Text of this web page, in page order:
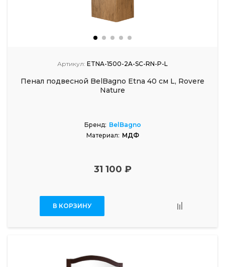
Артикул: ETNA-1500-2A-SC-RN-P-L
Пенал подвесной BelBagno Etna 40 см L, Rovere
Nature
Бренд: BelBagno
Материал: МДФ
31 100 ₽
В КОРЗИНУ